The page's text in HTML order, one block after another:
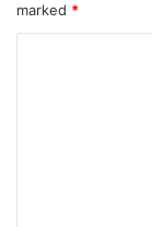
marked *